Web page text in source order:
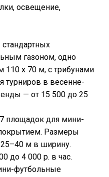
освещение,
газоном, одно
110 х 70 м, с трибунами
турниров в весенне-
— от 15 500 до 25
площадок для мини-
Размеры
м в ширину.
до 4 000 р. в час.
футбольные